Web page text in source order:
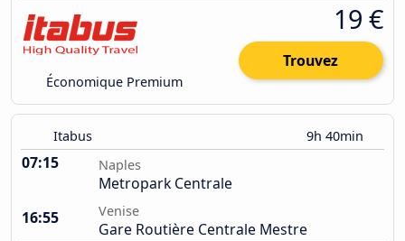
Économique Premium
19 €
Trouvez
Itabus 9h 40min
07:15 Naples
Metropark Centrale
16:55
Venise
Gare Routière Centrale Mestre